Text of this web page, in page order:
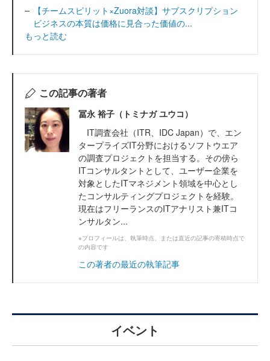
【チームスピリット×Zuora対談】サブスクリプション
ビジネスの本質は価格に見合った価値の...
もっと読む
この記事の著者
冨永 裕子（トミナガ ユウコ）
IT調査会社（ITR、IDC Japan）で、エン
タープライズIT分野におけるソフトウエア
の調査プロジェクトを担当する。その傍ら
ITコンサルタントとして、ユーザー企業を
対象としたITマネジメント領域を中心とし
たコンサルティングプロジェクトを経験。
現在はフリーランスのITアナリスト兼ITコ
ンサルタン...
※プロフィールは、執筆時点、または直近の記事の寄稿時点で
の内容です
この著者の最近の執筆記事
イベント